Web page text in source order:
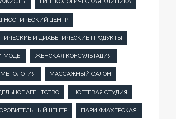
ГИНЕКОЛОГИЧЕСКАЯ КЛИНИКА
ЦЕНТР
И ДИАБЕТИЧЕСКИЕ ПРОДУКТЫ
МОДЫ ЖЕНСКАЯ КОНСУЛЬТАЦИЯ
МАССАЖНЫЙ САЛОН
АГЕНТСТВО НОГТЕВАЯ СТУДИЯ
ЦЕНТР ПАРИКМАХЕРСКАЯ